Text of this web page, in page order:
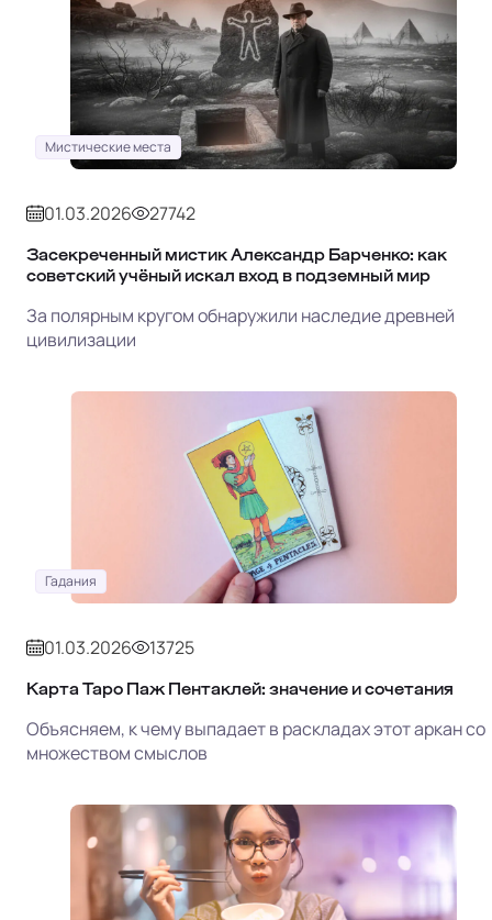
Мистические места
01.03.2026 27742
Засекреченный мистик Александр Барченко: как
советский учёный искал вход в подземный мир
За полярным кругом обнаружили наследие древней
цивилизации
Гадания
01.03.2026 13725
Карта Таро Паж Пентаклей: значение и сочетания
Объясняем, к чему выпадает в раскладах этот аркан со
множеством смыслов